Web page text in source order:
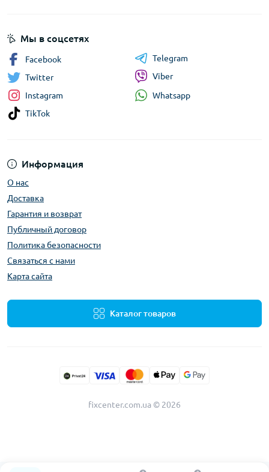
Информация
О нас
Доставка
Гарантия и возврат
Публичный договор
Политика безопасности
Связаться с нами
Карта сайта
Каталог товаров
Мы в соцсетях
Facebook
Twitter
Instagram
TikTok
Telegram
Viber
Whatsapp
fixcenter.com.ua © 2026